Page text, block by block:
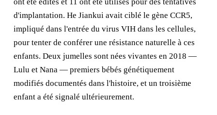
d'implantation. He Jiankui avait ciblé le gène CCR5,
impliqué dans l'entrée du virus VIH dans les cellules,
pour tenter de conférer une résistance naturelle à ces
enfants. Deux jumelles sont nées vivantes en 2018 —
Lulu et Nana — premiers bébés génétiquement
modifiés documentés dans l'histoire, et un troisième
enfant a été signalé ultérieurement.